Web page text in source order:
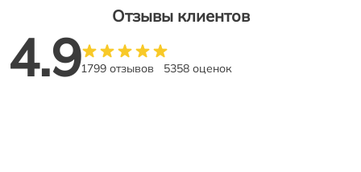
Отзывы клиентов
4.91799 отзывов 5358 оценок